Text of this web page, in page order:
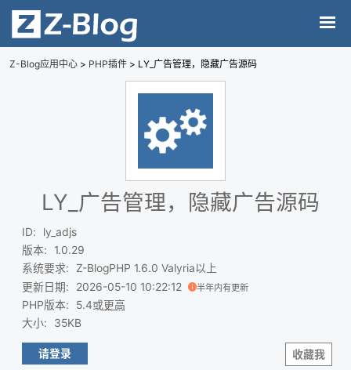
Z-Blog应用中心 > PHP插件 > LY_广告管理，隐藏广告源码
LY_广告管理，隐藏广告源码
ID:
ly_adjs
版本:
1.0.29
系统要求:
Z-BlogPHP 1.6.0 Valyria以上
更新日期: 2026-05-10 10:22:12 半年内有更新
PHP版本: 5.4或更高
大小: 35KB
收藏我
请登录